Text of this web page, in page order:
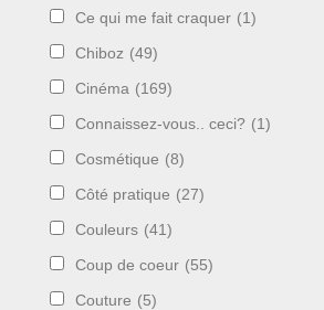
Ce qui me fait craquer (1)
Chiboz (49)
Cinéma (169)
Connaissez-vous.. ceci? (1)
Cosmétique (8)
Côté pratique (27)
Couleurs (41)
Coup de coeur (55)
Couture (5)